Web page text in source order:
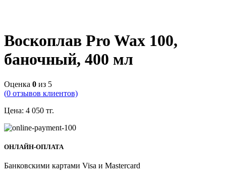
Воскоплав Pro Wax 100,
баночный, 400 мл
Оценка 0 из 5
(0 отзывов клиентов)
Цена: 4 050 тг.
ОНЛАЙН-ОПЛАТА
Банковскими картами Visa и Mastercard